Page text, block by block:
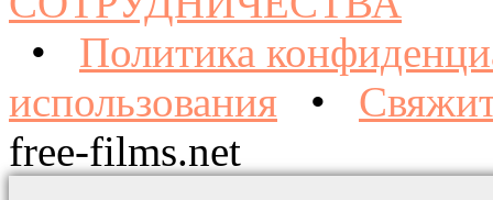
• Политика
использования •
free-films.net